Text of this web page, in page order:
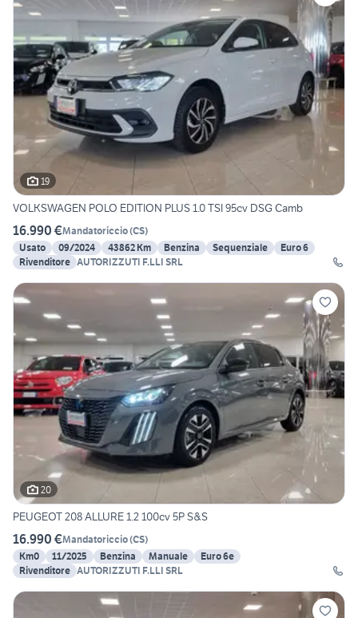
19
VOLKSWAGEN POLO EDITION PLUS 1.0 TSI 95cv DSG Camb
16.990 €Mandatoriccio(CS)
Usato
09/2024 43862 Km Benzina Sequenziale
Euro 6
Rivenditore AUTORIZZUTI F.LLI SRL
20
PEUGEOT 208 ALLURE 1.2 100cv 5P S&S
16.990 €Mandatoriccio(CS)
Km0
11/2025 Benzina Manuale
Euro 6e
Rivenditore AUTORIZZUTI F.LLI SRL